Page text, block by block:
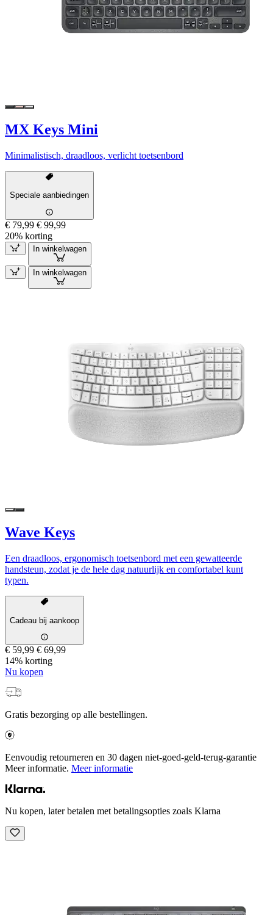
MX Keys Mini
Minimalistisch, draadloos, verlicht toetsenbord
Speciale aanbiedingen
€ 79,99 € 99,99
20% korting
In winkelwagen
In winkelwagen
Wave Keys
Een draadloos, ergonomisch toetsenbord met een gewatteerde
handsteun, zodat je de hele dag natuurlijk en comfortabel kunt
typen.
Cadeau bij aankoop
€ 59,99 € 69,99
14% korting
Nu kopen
Gratis bezorging op alle bestellingen.
Eenvoudig retourneren en 30 dagen niet-goed-geld-terug-garantie
Meer informatie. Meer informatie
Nu kopen, later betalen met betalingsopties zoals Klarna